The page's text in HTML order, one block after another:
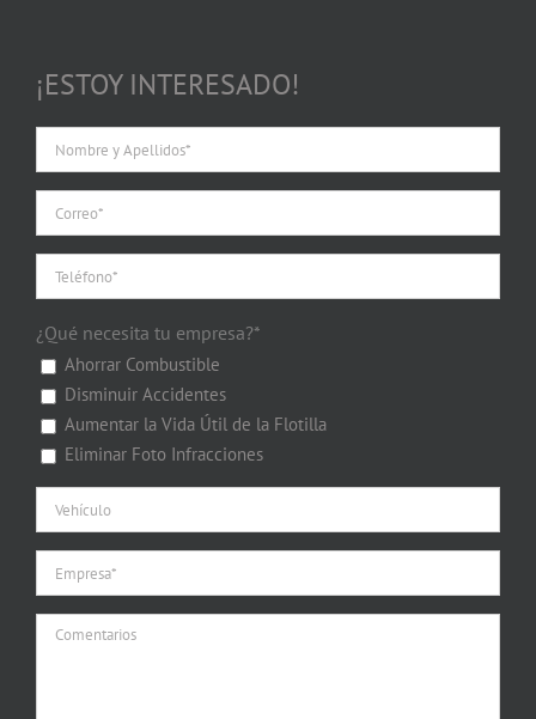
¡ESTOY INTERESADO!
¿Qué necesita tu empresa?*
Ahorrar Combustible
Disminuir Accidentes
Aumentar la Vida Útil de la Flotilla
Eliminar Foto Infracciones